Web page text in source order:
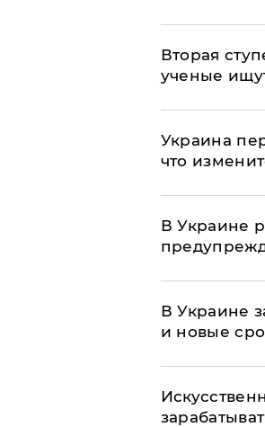
Вторая
ученые
Украина
что
В Украине
В Украине
и новые